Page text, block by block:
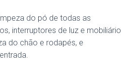
do pó de todas as
interruptores de luz e mobiliário
do chão e rodapés, e